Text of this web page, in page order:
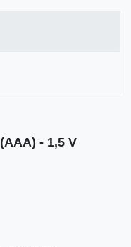
(AAA) - 1,5 V